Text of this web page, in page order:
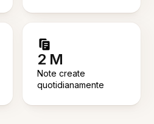
2 M
Note create
quotidianamente